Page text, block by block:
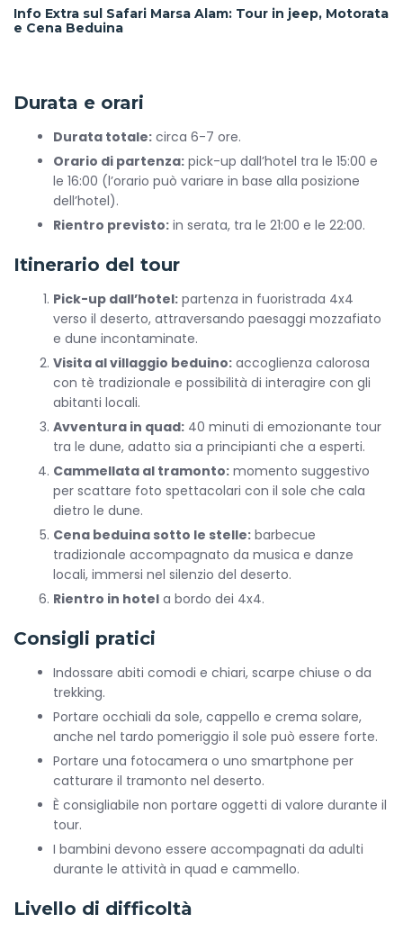
Info Extra sul Safari Marsa Alam: Tour in jeep, Motorata
e Cena Beduina
Durata e orari
Durata totale: circa 6-7 ore.
Orario di partenza: pick-up dall’hotel tra le 15:00 e
le 16:00 (l’orario può variare in base alla posizione
dell’hotel).
Rientro previsto: in serata, tra le 21:00 e le 22:00.
Itinerario del tour
Pick-up dall’hotel: partenza in fuoristrada 4x4
verso il deserto, attraversando paesaggi mozzafiato
e dune incontaminate.
Visita al villaggio beduino: accoglienza calorosa
con tè tradizionale e possibilità di interagire con gli
abitanti locali.
Avventura in quad: 40 minuti di emozionante tour
tra le dune, adatto sia a principianti che a esperti.
Cammellata al tramonto: momento suggestivo
per scattare foto spettacolari con il sole che cala
dietro le dune.
Cena beduina sotto le stelle: barbecue
tradizionale accompagnato da musica e danze
locali, immersi nel silenzio del deserto.
Rientro in hotel a bordo dei 4x4.
Consigli pratici
Indossare abiti comodi e chiari, scarpe chiuse o da
trekking.
Portare occhiali da sole, cappello e crema solare,
anche nel tardo pomeriggio il sole può essere forte.
Portare una fotocamera o uno smartphone per
catturare il tramonto nel deserto.
È consigliabile non portare oggetti di valore durante il
tour.
I bambini devono essere accompagnati da adulti
durante le attività in quad e cammello.
Livello di difficoltà